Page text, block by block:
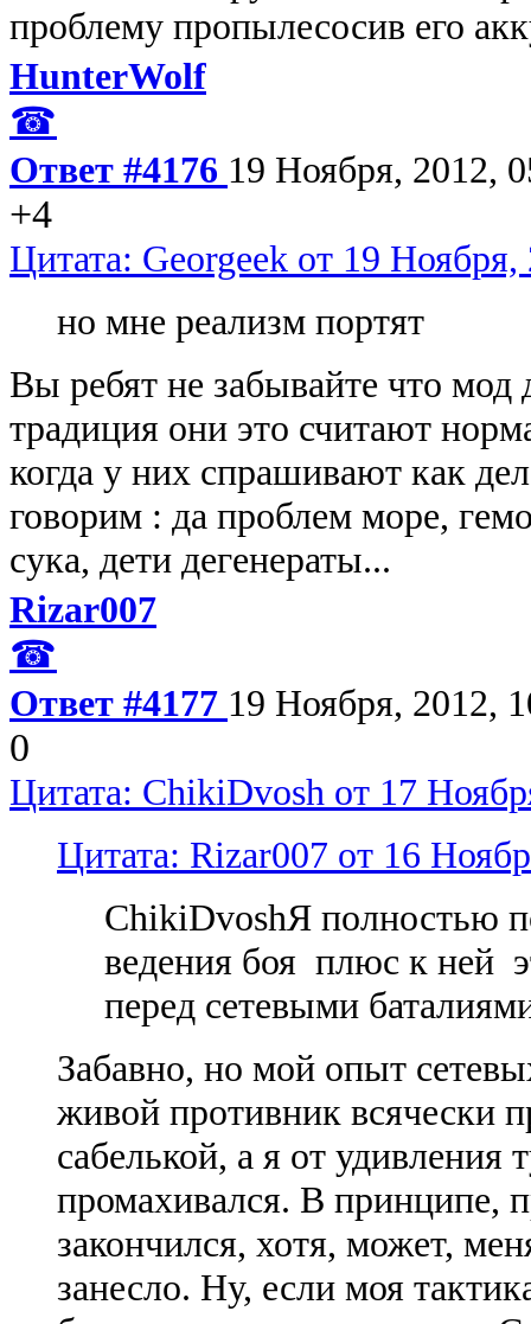
проблему пропылесосив его
HunterWolf
☎
Ответ #4176 19 Ноября, 2012,
+4
Цитата: Georgeek от 19
но мне реализм портят
Вы ребят не забывайте что мод
традиция они это считают
когда у них спрашивают как
говорим : да проблем море,
сука, дети дегенераты...
Rizar007
☎
Ответ #4177 19 Ноября, 2012,
0
Цитата: ChikiDvosh от 17
Цитата: Rizar007 от 16
ChikiDvoshЯ полностью
ведения боя плюс к ней
перед сетевыми
Забавно, но мой опыт
живой противник всячески
сабелькой, а я от
промахивался. В принципе,
закончился, хотя, может,
занесло. Ну, если моя